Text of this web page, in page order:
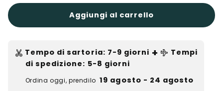
Scarpe
con
fiocco
cinturino
con
perle
Scarpe
per
bambina
con
fiocco
e
cinturino
perle
Aggiungi al carrello
Tempo di sartoria: 7-9 giorni +
Tempi
di spedizione: 5-8 giorni
Ordina oggi, prendilo19 agosto - 24 agosto